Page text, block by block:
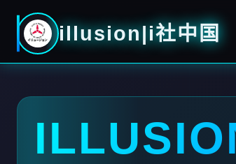
illusion|i社中国